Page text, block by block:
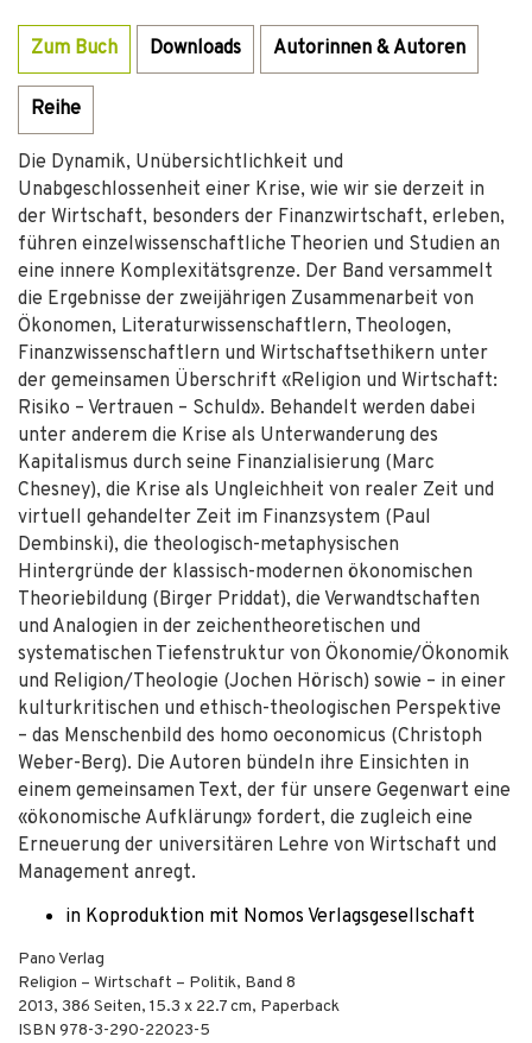
Zum Buch Downloads Autorinnen & Autoren
Reihe
Die Dynamik, Unübersichtlichkeit und
Unabgeschlossenheit einer Krise, wie wir sie derzeit in
der Wirtschaft, besonders der Finanzwirtschaft, erleben,
führen einzelwissenschaftliche Theorien und Studien an
eine innere Komplexitätsgrenze. Der Band versammelt
die Ergebnisse der zweijährigen Zusammenarbeit von
Ökonomen, Literaturwissenschaftlern, Theologen,
Finanzwissenschaftlern und Wirtschaftsethikern unter
der gemeinsamen Überschrift «Religion und Wirtschaft:
Risiko – Vertrauen – Schuld». Behandelt werden dabei
unter anderem die Krise als Unterwanderung des
Kapitalismus durch seine Finanzialisierung (Marc
Chesney), die Krise als Ungleichheit von realer Zeit und
virtuell gehandelter Zeit im Finanzsystem (Paul
Dembinski), die theologisch-metaphysischen
Hintergründe der klassisch-modernen ökonomischen
Theoriebildung (Birger Priddat), die Verwandtschaften
und Analogien in der zeichentheoretischen und
systematischen Tiefenstruktur von Ökonomie/Ökonomik
und Religion/Theologie (Jochen Hörisch) sowie – in einer
kulturkritischen und ethisch-theologischen Perspektive
– das Menschenbild des homo oeconomicus (Christoph
Weber-Berg). Die Autoren bündeln ihre Einsichten in
einem gemeinsamen Text, der für unsere Gegenwart eine
«ökonomische Aufklärung» fordert, die zugleich eine
Erneuerung der universitären Lehre von Wirtschaft und
Management anregt.
in Koproduktion mit Nomos Verlagsgesellschaft
Pano Verlag
Religion – Wirtschaft – Politik, Band 8
2013, 386 Seiten, 15.3 x 22.7 cm, Paperback
ISBN 978-3-290-22023-5